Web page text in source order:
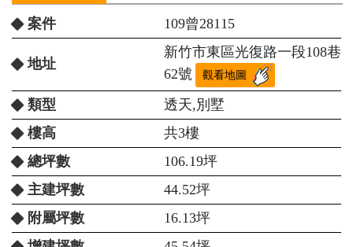
案件 109曾28115
地址
新竹市東區光復路一段108巷
62號
觀看地圖
類型
透天,別墅
樓高
共3樓
總坪數
106.19坪
主建坪數
44.52坪
附屬坪數
16.13坪